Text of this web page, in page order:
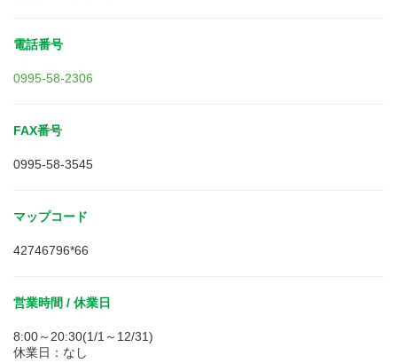
電話番号
0995-58-2306
FAX番号
0995-58-3545
マップコード
42746796*66
営業時間 / 休業日
8:00～20:30(1/1～12/31)
休業日：なし